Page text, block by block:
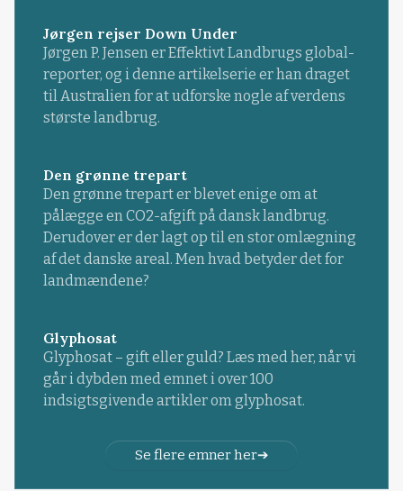
Jørgen rejser Down Under
Jørgen P. Jensen er Effektivt Landbrugs global-
reporter, og i denne artikelserie er han draget
til Australien for at udforske nogle af verdens
største landbrug.
Den grønne trepart
Den grønne trepart er blevet enige om at
pålægge en CO2-afgift på dansk landbrug.
Derudover er der lagt op til en stor omlægning
af det danske areal. Men hvad betyder det for
landmændene?
Glyphosat
Glyphosat – gift eller guld? Læs med her, når vi
går i dybden med emnet i over 100
indsigtsgivende artikler om glyphosat.
Se flere emner her